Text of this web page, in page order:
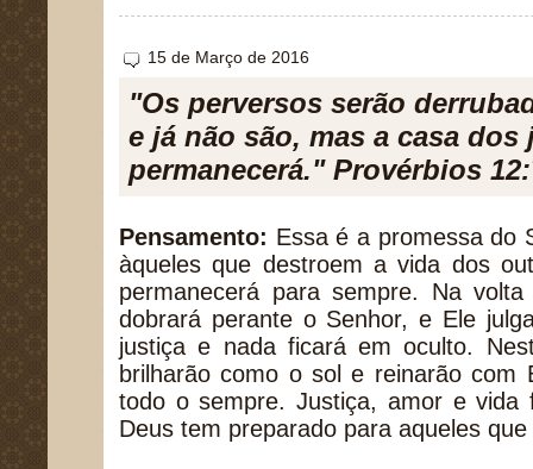
15 de Março de 2016
"Os perversos serão
e já não são, mas a casa dos
permanecerá." Provérbios
Pensamento: Essa é a promessa do
àqueles que destroem a vida dos
permanecerá para sempre. Na
dobrará perante o Senhor, e Ele
justiça e nada ficará em oculto.
brilharão como o sol e reinarão com
todo o sempre. Justiça, amor e vida
Deus tem preparado para aqueles